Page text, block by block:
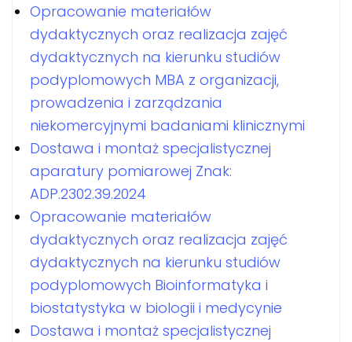
Opracowanie materiałów
dydaktycznych oraz realizacja zajęć
dydaktycznych na kierunku studiów
podyplomowych MBA z organizacji,
prowadzenia i zarządzania
niekomercyjnymi badaniami klinicznymi
Dostawa i montaż specjalistycznej
aparatury pomiarowej Znak:
ADP.2302.39.2024
Opracowanie materiałów
dydaktycznych oraz realizacja zajęć
dydaktycznych na kierunku studiów
podyplomowych Bioinformatyka i
biostatystyka w biologii i medycynie
Dostawa i montaż specjalistycznej